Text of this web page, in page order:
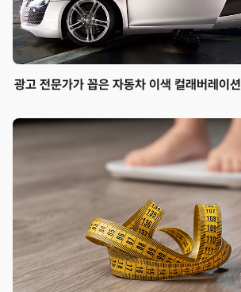
광고 전문가가 꼽은 자동차 이색 컬래버레이션